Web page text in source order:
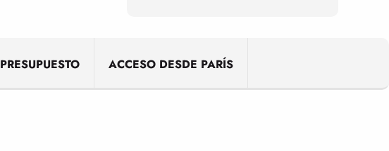
PRESUPUESTO ACCESO DESDE PARÍS